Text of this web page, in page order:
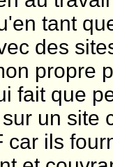
tant
des
propre
fait que
un site
car ils